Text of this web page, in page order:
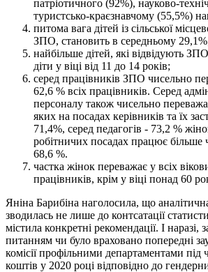
патріотичного (92%), науково-
туристсько-краєзнавчому (55,5%)
питома вага дітей із сільської
ЗПО, становить в середньому
найбільше дітей, які відвідують
діти у віці від 11 до 14 років;
серед працівників ЗПО чисельно
62,6 % всіх працівників. Серед
персоналу також чисельно
яких на посадах керівників та їх
71,4%, серед педагогів - 73,2 %
робітничих посадах працює більше
68,6 %.
частка жінок переважає у всіх
працівників, крім у віці понад 60
Яніна Барибіна наголосила, що
зводилась не лише до контсатації
містила конкретні рекомендації. І наразі,
питанням чи було враховано попередні
комісії профільними департаментами під
коштів у 2020 році відповідно до